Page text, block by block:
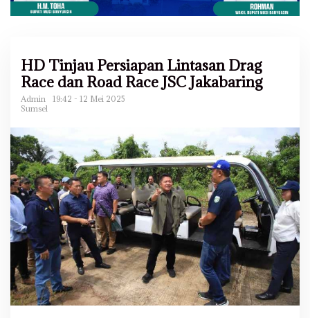
HD Tinjau Persiapan Lintasan Drag
Race dan Road Race JSC Jakabaring
Admin
19:42 - 12 Mei 2025
Sumsel